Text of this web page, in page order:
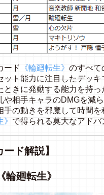
ード 《輪廻転生》 のすべて
ット能力に注目したデッキ
ときに発動する能力を持っ
や相手キャラのDMGを減
手の動きを邪魔して時間を
で得られる莫大なアド
ード解説】
廻転生》